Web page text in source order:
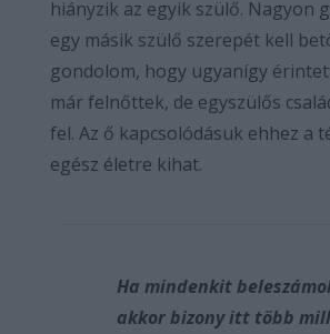
hiányzik az egyik szülő. Nagyon
egy másik szülő szerepét kell
gondolom, hogy ugyanígy
már felnőttek, de egyszülős
fel. Az ő kapcsolódásuk ehhez a
egész életre kihat.
Ha mindenkit
akkor bizony itt több